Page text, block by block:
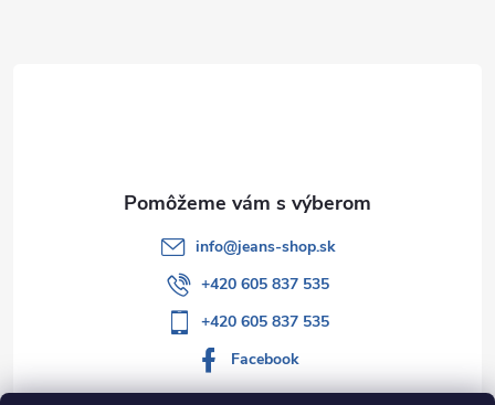
info@jeans-shop.sk
+420 605 837 535
+420 605 837 535
Facebook